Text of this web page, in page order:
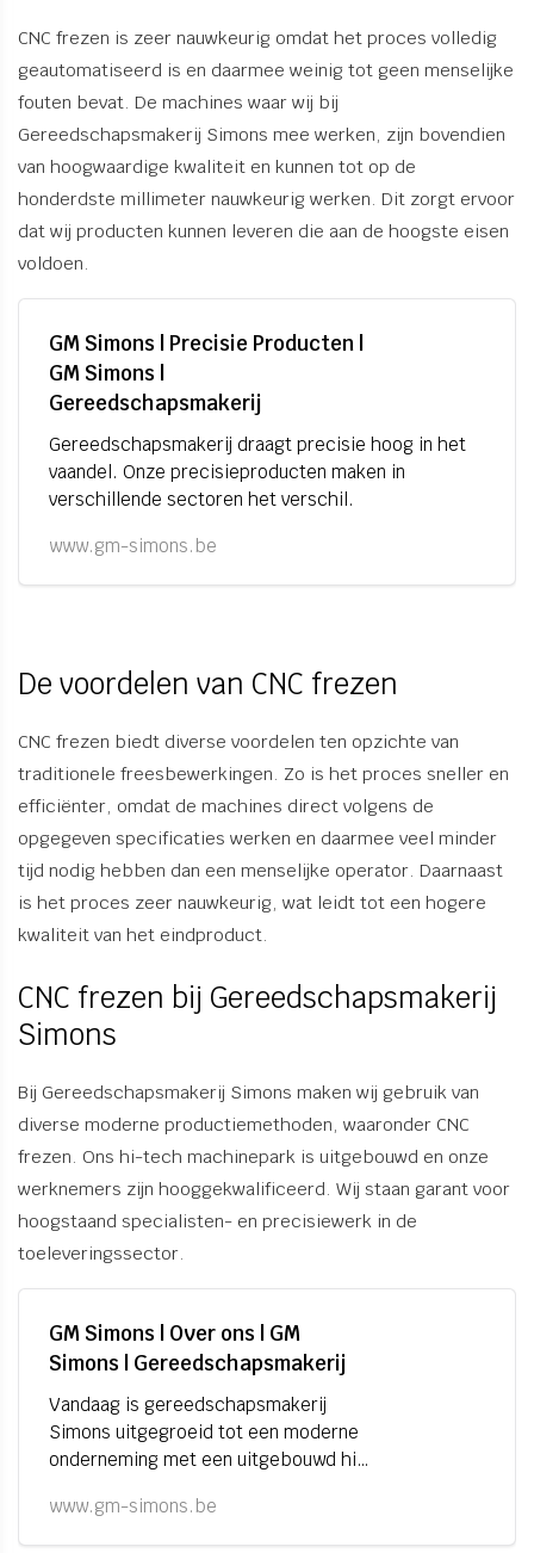
CNC frezen is zeer nauwkeurig omdat het proces volledig
geautomatiseerd is en daarmee weinig tot geen menselijke
fouten bevat. De machines waar wij bij
Gereedschapsmakerij Simons mee werken, zijn bovendien
van hoogwaardige kwaliteit en kunnen tot op de
honderdste millimeter nauwkeurig werken. Dit zorgt ervoor
dat wij producten kunnen leveren die aan de hoogste eisen
voldoen.
GM Simons | Precisie Producten |
GM Simons |
Gereedschapsmakerij
Gereedschapsmakerij draagt precisie hoog in het
vaandel. Onze precisieproducten maken in
verschillende sectoren het verschil.
www.gm-simons.be
De voordelen van CNC frezen
CNC frezen biedt diverse voordelen ten opzichte van
traditionele freesbewerkingen. Zo is het proces sneller en
efficiënter, omdat de machines direct volgens de
opgegeven specificaties werken en daarmee veel minder
tijd nodig hebben dan een menselijke operator. Daarnaast
is het proces zeer nauwkeurig, wat leidt tot een hogere
kwaliteit van het eindproduct.
CNC frezen bij Gereedschapsmakerij
Simons
Bij Gereedschapsmakerij Simons maken wij gebruik van
diverse moderne productiemethoden, waaronder CNC
frezen. Ons hi-tech machinepark is uitgebouwd en onze
werknemers zijn hooggekwalificeerd. Wij staan garant voor
hoogstaand specialisten- en precisiewerk in de
toeleveringssector.
GM Simons | Over ons | GM
Simons | Gereedschapsmakerij
Vandaag is gereedschapsmakerij
Simons uitgegroeid tot een moderne
onderneming met een uitgebouwd hi-
gekwalificeerde werknemers.
www.gm-simons.be